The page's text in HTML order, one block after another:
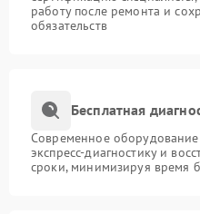
работу после ремонта и
обязательств
Бесплатная
Современное
экспресс-диагностику и
сроки, минимизируя время